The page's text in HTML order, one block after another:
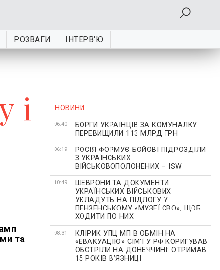
РОЗВАГИ ІНТЕРВ'Ю
і
та
НОВИНИ
06:40
БОРГИ УКРАЇНЦІВ ЗА КОМУНАЛКУ
ПЕРЕВИЩИЛИ 113 МЛРД ГРН
06:19
РОСІЯ ФОРМУЄ БОЙОВІ ПІДРОЗДІЛИ
З УКРАЇНСЬКИХ
ВІЙСЬКОВОПОЛОНЕНИХ – ISW
10:49
ШЕВРОНИ ТА ДОКУМЕНТИ
УКРАЇНСЬКИХ ВІЙСЬКОВИХ
УКЛАДУТЬ НА ПІДЛОГУ У
ПЕНЗЕНСЬКОМУ «МУЗЕЇ СВО», ЩОБ
ХОДИТИ ПО НИХ
08:31
КЛІРИК УПЦ МП В ОБМІН НА
«ЕВАКУАЦІЮ» СІМʼЇ У РФ КОРИГУВАВ
ОБСТРІЛИ НА ДОНЕЧЧИНІ: ОТРИМАВ
15 РОКІВ ВʼЯЗНИЦІ